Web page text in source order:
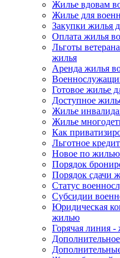
Жилье вдовам
Жилье для
Закупки жилья
Оплата жилья
Льготы
жилья
Аренда жилья
Готовое жилье
Доступное
Жилье
Жилье
Как
Льготное
Новое по
Порядок
Порядок сдачи
Статус
Субсидии
Юридическая
жилью
Горячая линия